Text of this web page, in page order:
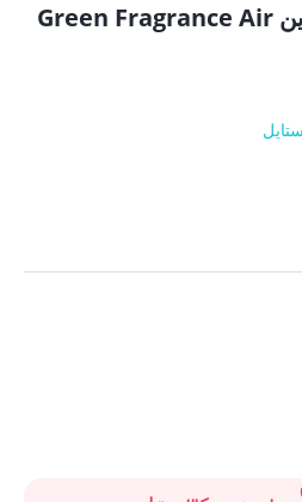
خوش بو کننده هوا گرین Green Fragrance Air